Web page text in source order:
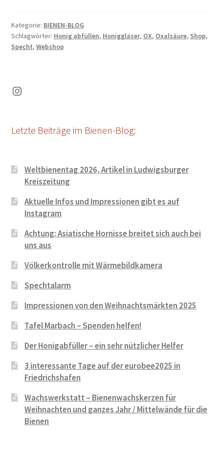
Kategorie: BIENEN-BLOG
Schlagwörter: Honig abfüllen, Honiggläser, OX, Oxalsäure, Shop,
Specht, Webshop
Instagram
Letzte Beiträge im Bienen-Blog:
Weltbienentag 2026, Artikel in Ludwigsburger
Kreiszeitung
Aktuelle Infos und Impressionen gibt es auf
Instagram
Achtung: Asiatische Hornisse breitet sich auch bei
uns aus
Völkerkontrolle mit Wärmebildkamera
Spechtalarm
Impressionen von den Weihnachtsmärkten 2025
Tafel Marbach – Spenden helfen!
Der Honigabfüller – ein sehr nützlicher Helfer
3 interessante Tage auf der eurobee2025 in
Friedrichshafen
Wachswerkstatt – Bienenwachskerzen für
Weihnachten und ganzes Jahr / Mittelwände für die
Bienen